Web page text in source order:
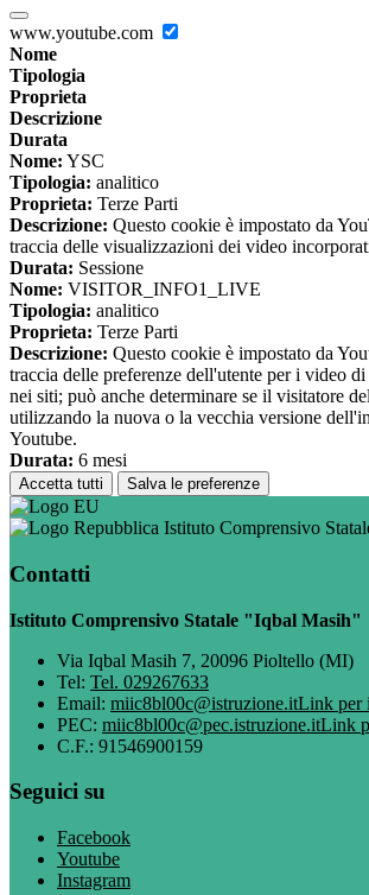
www.youtube.com
Nome
Tipologia
Proprieta
Descrizione
Durata
Nome: YSC
Tipologia: analitico
Proprieta: Terze Parti
Descrizione: Questo cookie è impostato da
traccia delle visualizzazioni dei video
Durata: Sessione
Nome: VISITOR_INFO1_LIVE
Tipologia: analitico
Proprieta: Terze Parti
Descrizione: Questo cookie è impostato da
traccia delle preferenze dell'utente per i video
nei siti; può anche determinare se il visitatore
utilizzando la nuova o la vecchia versione
Youtube.
Durata: 6 mesi
Accetta tutti Salva le preferenze
Istituto Comprensivo
Contatti
Istituto Comprensivo Statale "Iqbal Masih"
Via Iqbal Masih 7, 20096 Pioltello (MI)
Tel: Tel. 029267633
Email: miic8bl00c@istruzione.itLink per
PEC: miic8bl00c@pec.istruzione.itLink
C.F.: 91546900159
Seguici su
Facebook
Youtube
Instagram